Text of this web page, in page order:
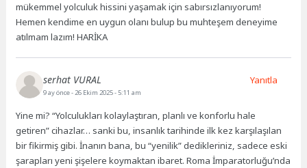
mükemmel yolculuk hissini yaşamak için sabırsızlanıyorum!
Hemen kendime en uygun olanı bulup bu muhteşem deneyime
atılmam lazım! HARİKA
serhat VURAL
9 ay önce- 26 Ekim 2025 - 5:11 am
Yine mi? “Yolculukları kolaylaştıran, planlı ve konforlu hale
getiren” cihazlar… sanki bu, insanlık tarihinde ilk kez karşılaşılan
bir fikirmiş gibi. İnanın bana, bu “yenilik” dedikleriniz, sadece eski
şarapları yeni şişelere koymaktan ibaret. Roma İmparatorluğu’nda
Yanıtla